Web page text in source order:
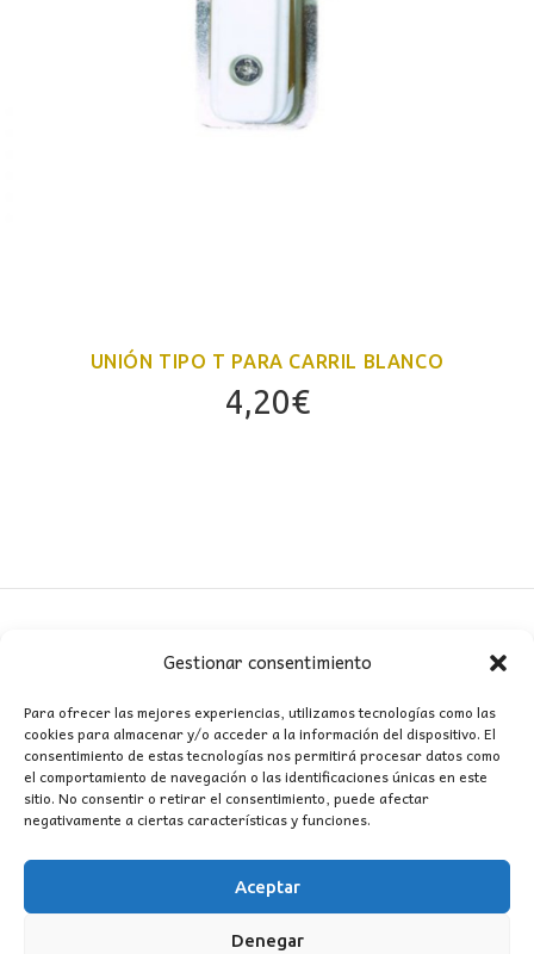
Gestionar consentimiento
Para ofrecer las mejores experiencias, utilizamos tecnologías como las
cookies para almacenar y/o acceder a la información del dispositivo. El
consentimiento de estas tecnologías nos permitirá procesar datos como
el comportamiento de navegación o las identificaciones únicas en este
sitio. No consentir o retirar el consentimiento, puede afectar
negativamente a ciertas características y funciones.
Aceptar
Denegar
UNIÓN TIPO T PARA CARRIL BLANCO
4,20€
MI CUENTA
INFORMACIÓN
WhatsApp
TikTok
Instagram